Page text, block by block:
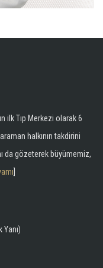
ilk Tıp Merkezi olarak 6
halkının takdirini
da gözeterek büyümemiz,